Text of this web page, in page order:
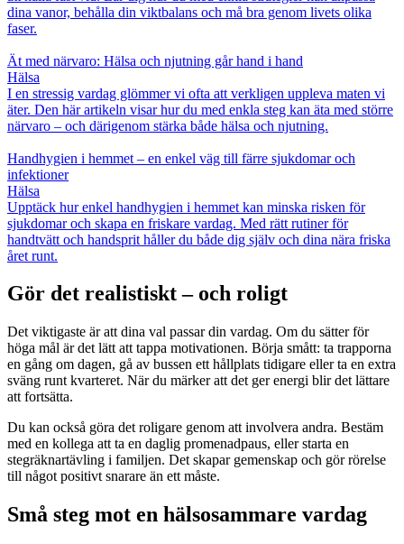
dina vanor, behålla din viktbalans och må bra genom livets olika
faser.
Ät med närvaro: Hälsa och njutning går hand i hand
Hälsa
I en stressig vardag glömmer vi ofta att verkligen uppleva maten vi
äter. Den här artikeln visar hur du med enkla steg kan äta med större
närvaro – och därigenom stärka både hälsa och njutning.
Handhygien i hemmet – en enkel väg till färre sjukdomar och
infektioner
Hälsa
Upptäck hur enkel handhygien i hemmet kan minska risken för
sjukdomar och skapa en friskare vardag. Med rätt rutiner för
handtvätt och handsprit håller du både dig själv och dina nära friska
året runt.
Gör det realistiskt – och roligt
Det viktigaste är att dina val passar din vardag. Om du sätter för
höga mål är det lätt att tappa motivationen. Börja smått: ta trapporna
en gång om dagen, gå av bussen ett hållplats tidigare eller ta en extra
sväng runt kvarteret. När du märker att det ger energi blir det lättare
att fortsätta.
Du kan också göra det roligare genom att involvera andra. Bestäm
med en kollega att ta en daglig promenadpaus, eller starta en
stegräknartävling i familjen. Det skapar gemenskap och gör rörelse
till något positivt snarare än ett måste.
Små steg mot en hälsosammare vardag